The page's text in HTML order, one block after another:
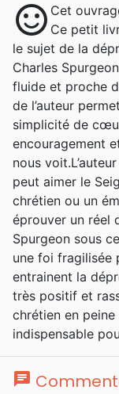
une
pris
au
le
sentiment_satisfied Cet
Ce petit
le sujet de la
Charles
fluide et proche
de l’auteur
simplicité de
encouragement
nous
peut aimer le
chrétien ou un
éprouver un réel
Spurgeon sous
une foi fragilisée
entrainent la
très positif et
chrétien en
indispensable
chat